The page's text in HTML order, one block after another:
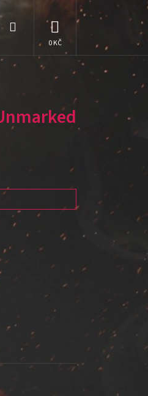
Hledat
NÁKUPNÍ
KOŠÍK